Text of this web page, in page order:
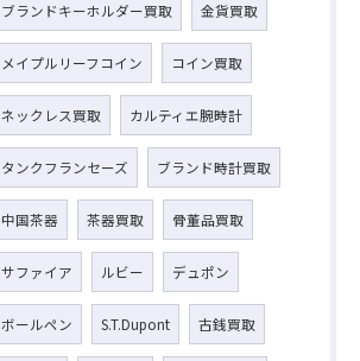
ブランドキーホルダー買取 金貨買取
メイプルリーフコイン コイン買取
ネックレス買取 カルティエ腕時計
タンクフランセーズ ブランド時計買取
中国茶器 茶器買取 骨董品買取
サファイア ルビー デュポン
ボールペン S.T.Dupont 古銭買取